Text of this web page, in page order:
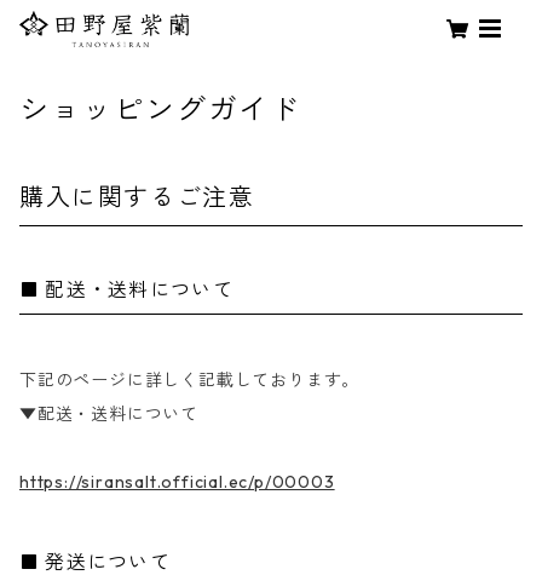
ショッピングガイド
購入に関するご注意
配送・送料について
下記のページに詳しく記載しております。
▼配送・送料について
https://siransalt.official.ec/p/00003
発送について